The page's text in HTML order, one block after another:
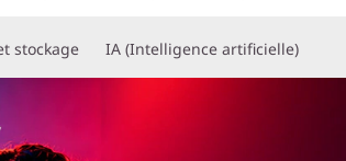
stockage IA (Intelligence artificielle)